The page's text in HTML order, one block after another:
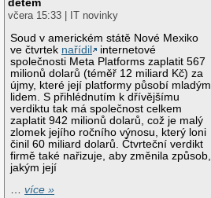
včera 15:33 | IT novinky
Soud v americkém státě Nové Mexiko
ve čtvrtek nařídil
internetové
společnosti Meta Platforms zaplatit 567
milionů dolarů (téměř 12 miliard Kč) za
újmy, které její platformy působí mladým
lidem. S přihlédnutím k dřívějšímu
verdiktu tak má společnost celkem
zaplatit 942 milionů dolarů, což je malý
zlomek jejího ročního výnosu, který loni
činil 60 miliard dolarů. Čtvrteční verdikt
firmě také nařizuje, aby změnila způsob,
jakým její
…více »